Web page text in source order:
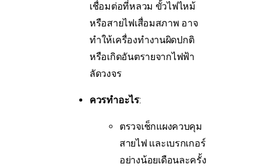
เชื่อมต่อที่หลวม ขั้วไฟไหม้
หรือสายไฟเสื่อมสภาพ อาจ
ทำให้เครื่องทำงานผิดปกติ
หรือเกิดอันตรายจากไฟฟ้า
ลัดวงจร
ควรทำอะไร:
ตรวจเช็กแผงควบคุม
สายไฟ และเบรกเกอร์
อย่างน้อยเดือนละครั้ง